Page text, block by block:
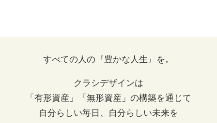
すべての人の『豊かな人生』を。
クラシデザインは
「有形資産」「無形資産」の構築を通じて
自分らしい毎日、自分らしい未来を